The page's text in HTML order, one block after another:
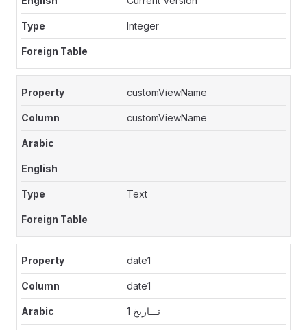
Integer
customViewName
customViewName
Text
date1
date1
تـــاريخ 1